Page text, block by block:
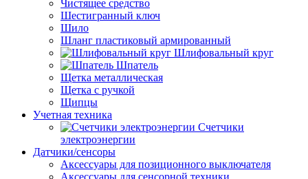
Чистящее средство
Шестигранный ключ
Шило
Шланг пластиковый армированный
Шлифовальный круг
Шпатель
Щетка металлическая
Щетка с ручкой
Щипцы
Учетная техника
Счетчики
электроэнергии
Датчики/сенсоры
Аксессуары для позиционного выключателя
Аксессуары для сенсорной техники